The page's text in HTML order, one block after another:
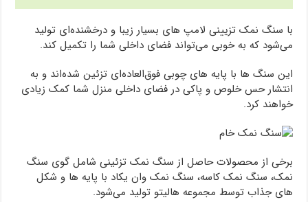
با سنگ نمک تزیینی لامپ های بسیار زیبا و درخشنده‌ای تولید
می‌شود که به خوبی می‌تواند فضای داخلی شما را تکمیل کند.
این سنگ ها با پایه های چوبی فوق‌العاده‌ای تزئین شده‌اند و به
انتشار حس خلوص و پاکی در فضای داخلی منزل شما کمک زیادی
خواهند کرد.
برخی از محصولات حاصل از سنگ نمک تزئینی شامل گوی سنگ
نمک، سنگ نمک کاسه، سنگ نمک وان یکاد با پایه ها و شکل
های جذاب توسط مجموعه هالیتو تولید می‌شود.